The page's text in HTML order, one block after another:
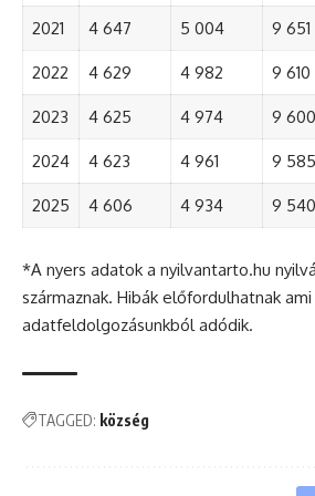
2021 4 647 5 004 9 651
2022 4 629 4 982 9 610
2023 4 625 4 974 9 600
2024 4 623 4 961 9 585
2025 4 606 4 934 9 540
*A nyers adatok a nyilvantarto.hu
származnak. Hibák előfordulhatnak ami
adatfeldolgozásunkból adódik.
TAGGED: község